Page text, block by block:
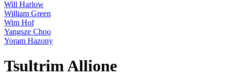
Will Harlow
William Green
Wim Hof
Yangsze Choo
Yoram Hazony
Tsultrim Allione